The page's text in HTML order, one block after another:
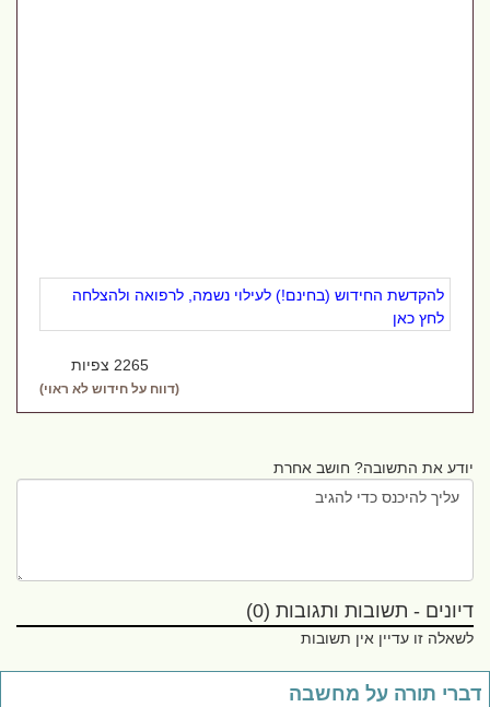
להקדשת החידוש (בחינם!) לעילוי נשמה, לרפואה ולהצלחה
לחץ כאן
2265 צפיות
(דווח על חידוש לא ראוי)
יודע את התשובה? חושב אחרת
דיונים - תשובות ותגובות (0)
לשאלה זו עדיין אין תשובות
תורה על מחשבה